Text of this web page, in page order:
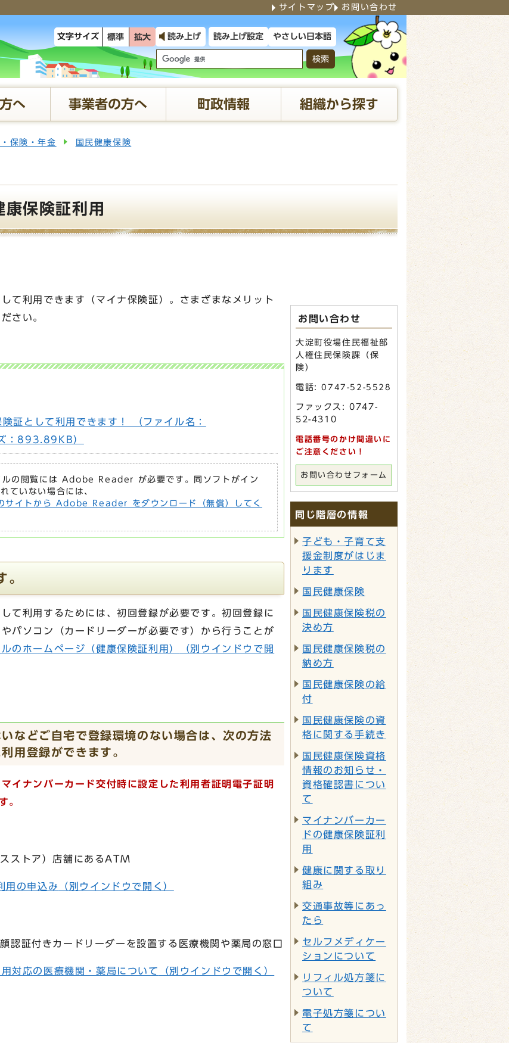
サイトマップ お問い合わせ
文字サイズ 標準 拡大 読み上げ 読み上げ設定 やさしい日本語
検索
へ 事業者の方へ 町政情報 組織から探す
保険・年金 国民健康保険
保険証利用
て利用できます（マイナ保険証）。さまざまなメリット
さい。
証として利用できます！ （ファイル名：
：893.89KB）
ルの閲覧には Adobe Reader が必要です。同ソフトがイン
ていない場合には、
サイトから Adobe Reader をダウンロード（無償）してく
て利用するためには、初回登録が必要です。初回登録に
パソコン（カードリーダーが必要です）から行うことが
のホームページ（健康保険証利用）
（別ウインドウで開
などご自宅で登録環境のない場合は、次の方法
用登録ができます。
イナンバーカード交付時に設定した利用者証明電子証明
。
ストア）店舗にあるATM
用の申込み （別ウインドウで開く）
認証付きカードリーダーを設置する医療機関や薬局の窓口
対応の医療機関・薬局について （別ウインドウで開く）
お問い合わせ
大淀町役場住民福祉部
人権住民保険課（保
険）
電話:0747-52-5528
ファックス: 0747-
52-4310
電話番号のかけ間違いに
ご注意ください！
お問い合わせフォーム
同じ階層の情報
子ども・子育て支
援金制度がはじま
ります
国民健康保険
国民健康保険税の
決め方
国民健康保険税の
納め方
国民健康保険の給
付
国民健康保険の資
格に関する手続き
国民健康保険資格
情報のお知らせ・
資格確認書につい
て
マイナンバーカー
ドの健康保険証利
用
健康に関する取り
組み
交通事故等にあっ
たら
セルフメディケー
ションについて
リフィル処方箋に
ついて
電子処方箋につい
て